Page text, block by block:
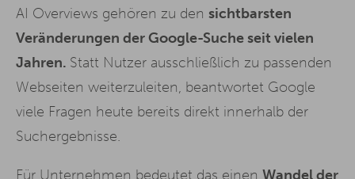
AI Overviews gehören zu den sichtbarsten
Veränderungen der Google-Suche seit vielen
Jahren. Statt Nutzer ausschließlich zu passenden
Webseiten weiterzuleiten, beantwortet Google
viele Fragen heute bereits direkt innerhalb der
Suchergebnisse.
Für Unternehmen bedeutet das einen Wandel der